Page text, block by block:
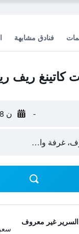
فنادق مشابهة
كاتينغ ريف
- ن 17/8
السرير غير معروف